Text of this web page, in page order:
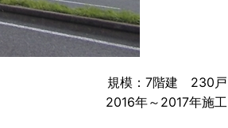
規模：7階建 230戸
2016年～2017年施工